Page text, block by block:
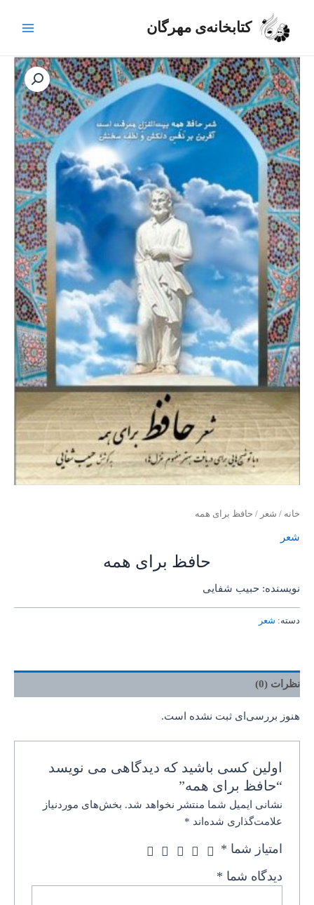
کتابخانه‌ی مهرگان
خانه / شعر / حافظ برای همه
شعر
حافظ برای همه
نویسنده: حبیب شفایی
دسته: شعر
نظرات (0)
هنوز بررسی‌ای ثبت نشده است.
اولین کسی باشید که دیدگاهی می نویسد
“حافظ برای همه”
نشانی ایمیل شما منتشر نخواهد شد. بخش‌های موردنیاز
علامت‌گذاری شده‌اند *
امتیاز شما *
دیدگاه شما *